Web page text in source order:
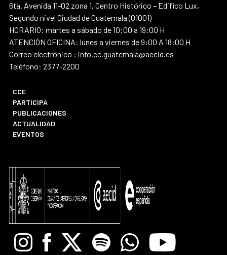
6ta. Avenida 11-02 zona 1, Centro Histórico – Edifico Lux,
Segundo nivel Ciudad de Guatemala (01001)
HORARIO: martes a sábado de 10:00 a 19:00 H
ATENCIÓN OFICINA: lunes a viernes de 9:00 A 18:00 H
Correo electrónico : info.cc.guatemala@aecid.es
Teléfono: 2377-2200
CCE
PARTICIPA
PUBLICACIONES
ACTUALIDAD
EVENTOS
InstagramFacebook
X Spotify WhatsappYoutube